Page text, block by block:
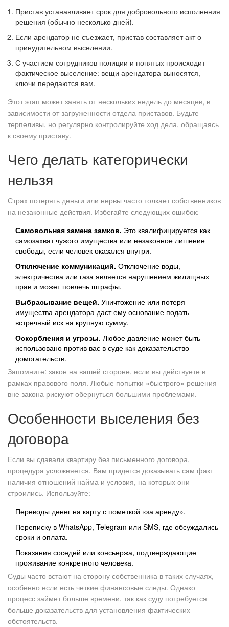
Пристав устанавливает срок для добровольного исполнения
решения (обычно несколько дней).
Если арендатор не съезжает, пристав составляет акт о
принудительном выселении.
С участием сотрудников полиции и понятых происходит
фактическое выселение: вещи арендатора выносятся,
ключи передаются вам.
Этот этап может занять от нескольких недель до месяцев, в
зависимости от загруженности отдела приставов. Будьте
терпеливы, но регулярно контролируйте ход дела, обращаясь
к своему приставу.
Чего делать категорически
нельзя
Страх потерять деньги или нервы часто толкает собственников
на незаконные действия. Избегайте следующих ошибок:
Самовольная замена замков. Это квалифицируется как
самозахват чужого имущества или незаконное лишение
свободы, если человек оказался внутри.
Отключение коммуникаций. Отключение воды,
электричества или газа является нарушением жилищных
прав и может повлечь штрафы.
Выбрасывание вещей. Уничтожение или потеря
имущества арендатора даст ему основание подать
встречный иск на крупную сумму.
Оскорбления и угрозы. Любое давление может быть
использовано против вас в суде как доказательство
домогательств.
Запомните: закон на вашей стороне, если вы действуете в
рамках правового поля. Любые попытки «быстрого» решения
вне закона рискуют обернуться большими проблемами.
Особенности выселения без
договора
Если вы сдавали квартиру без письменного договора,
процедура усложняется. Вам придется доказывать сам факт
наличия отношений найма и условия, на которых они
строились. Используйте:
Переводы денег на карту с пометкой «за аренду».
Переписку в WhatsApp, Telegram или SMS, где обсуждались
сроки и оплата.
Показания соседей или консьержа, подтверждающие
проживание конкретного человека.
Суды часто встают на сторону собственника в таких случаях,
особенно если есть четкие финансовые следы. Однако
процесс займет больше времени, так как суду потребуется
больше доказательств для установления фактических
обстоятельств.